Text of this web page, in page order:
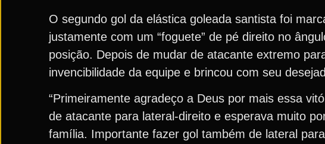
O segundo gol da elástica goleada santista foi
justamente com um “foguete” de pé direito no
posição. Depois de mudar de atacante extremo
invencibilidade da equipe e brincou com seu
“Primeiramente agradeço a Deus por mais essa
de atacante para lateral-direito e esperava muito
família. Importante fazer gol também de lateral